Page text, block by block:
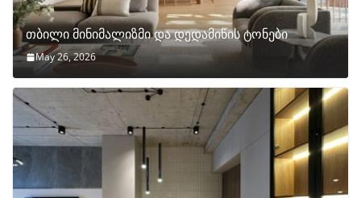
თბილი მინიმალიზმი და დედამიწის ტონები
May 26, 2026